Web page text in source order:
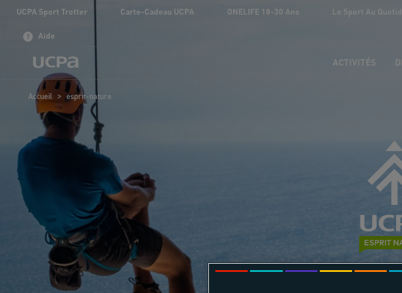
UCPA Sport Trotter Carte-Cadeau UCPA ONELIFE 18-30 Ans Le Sport Au
Aide
ACTIVITÉS
Accueil > esprit-nature